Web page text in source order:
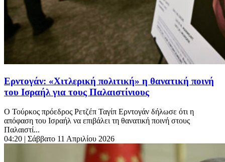
Ερντογάν: «Χιτλερική πολιτική» η θανατική ποινή
του Ισραήλ για τους Παλαιστίνιους
Ο Τούρκος πρόεδρος Ρετζέπ Ταγίπ Ερντογάν δήλωσε ότι η
απόφαση του Ισραήλ να επιβάλει τη θανατική ποινή στους
Παλαιστί...
04:20 | Σάββατο 11 Απριλίου 2026